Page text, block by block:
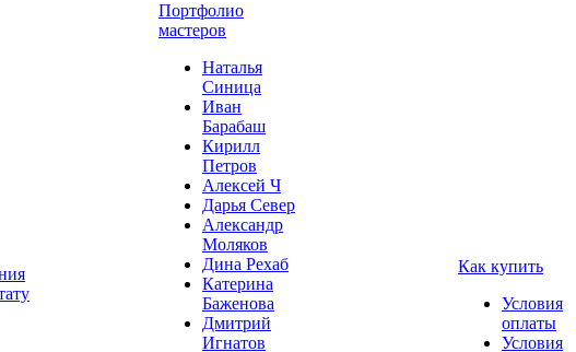
Портфолио
мастеров
Наталья
Синица
Иван
Барабаш
Кирилл
Петров
Алексей Ч
Дарья Север
Александр
Моляков
Дина Рехаб
Катерина
Баженова
Дмитрий
Игнатов
Как купить
Условия
оплаты
Условия